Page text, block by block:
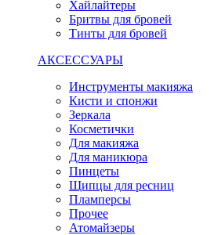
Хайлайтеры
Бритвы для бровей
Тинты для бровей
АКСЕССУАРЫ
Инструменты макияжа
Кисти и спонжи
Зеркала
Косметички
Для макияжа
Для маникюра
Пинцеты
Щипцы для ресниц
Пламперсы
Прочее
Атомайзеры